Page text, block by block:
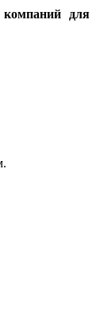
компаний для